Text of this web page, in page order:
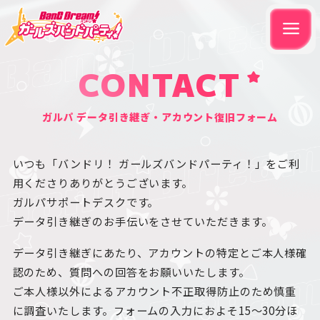
CONTACT
ガルパ データ引き継ぎ・アカウント復旧フォーム
いつも「バンドリ！ ガールズバンドパーティ！」をご利
用くださりありがとうございます。
ガルパサポートデスクです。
データ引き継ぎのお手伝いをさせていただきます。
データ引き継ぎにあたり、アカウントの特定とご本人様確
認のため、質問への回答をお願いいたします。
ご本人様以外によるアカウント不正取得防止のため慎重
に調査いたします。フォームの入力におよそ15～30分ほ